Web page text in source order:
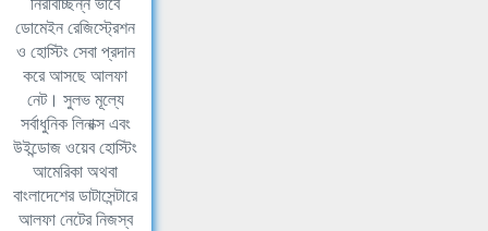
ডোমেইন রেজিস্ট্রেশন
ও হোস্টিং সেবা প্রদান
করে আসছে আলফা
নেট। সুলভ মূল্যে
সর্বাধুনিক লিনাক্স এবং
উইন্ডোজ ওয়েব হোস্টিং
আমেরিকা অথবা
বাংলাদেশের ডাটাসেন্টারে
আলফা নেটের নিজস্ব